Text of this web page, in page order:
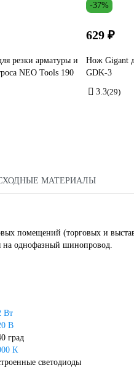
резки арматуры и
NEO Tools 190
-37%
629 ₽
Нож Gigant
GDK-3
3.3(29)
МАТЕРИАЛЫ
помещений (торговых и
на однофазный шинопровод.
Вт
В
град
К
светодиоды